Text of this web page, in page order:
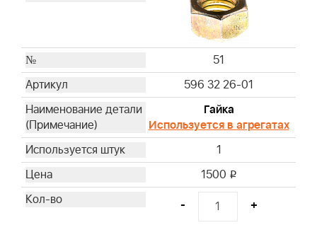
51
596 32 26-01
Гайка
Используется в агрегатах
1
1500 i
- +